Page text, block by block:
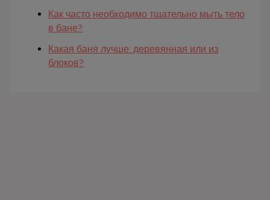
Как часто необходимо тщательно мыть тело
в бане?
Какая баня лучше: деревянная или из
блоков?